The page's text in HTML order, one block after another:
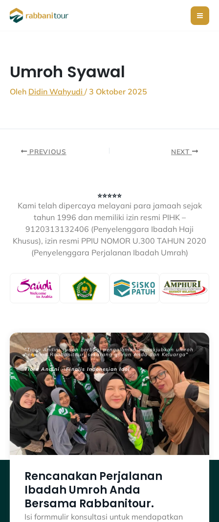
Lewati
Umroh Syawal
Oleh Didin Wahyudi / 3 Oktober 2025
PREVIOUS NEXT
⭐⭐⭐⭐⭐
Kami telah dipercaya melayani para jamaah sejak
tahun 1996 dan memiliki izin resmi PIHK –
9120313132406 (Penyelenggara Ibadah Haji
Khusus), izin resmi PPIU NOMOR U.300 TAHUN 2020
(Penyelenggara Perjalanan Ibadah Umrah)
"Tiara Andini sudah berbagi pengalaman menakjubkan umroh
bersama Rabbanitour, sekarang giliran Anda dan Keluarga"
Tiara Andini - Finalis Indonesian Idol
Rencanakan Perjalanan
Ibadah Umroh Anda
Bersama Rabbanitour.
Isi formmulir konsultasi untuk mendapatkan